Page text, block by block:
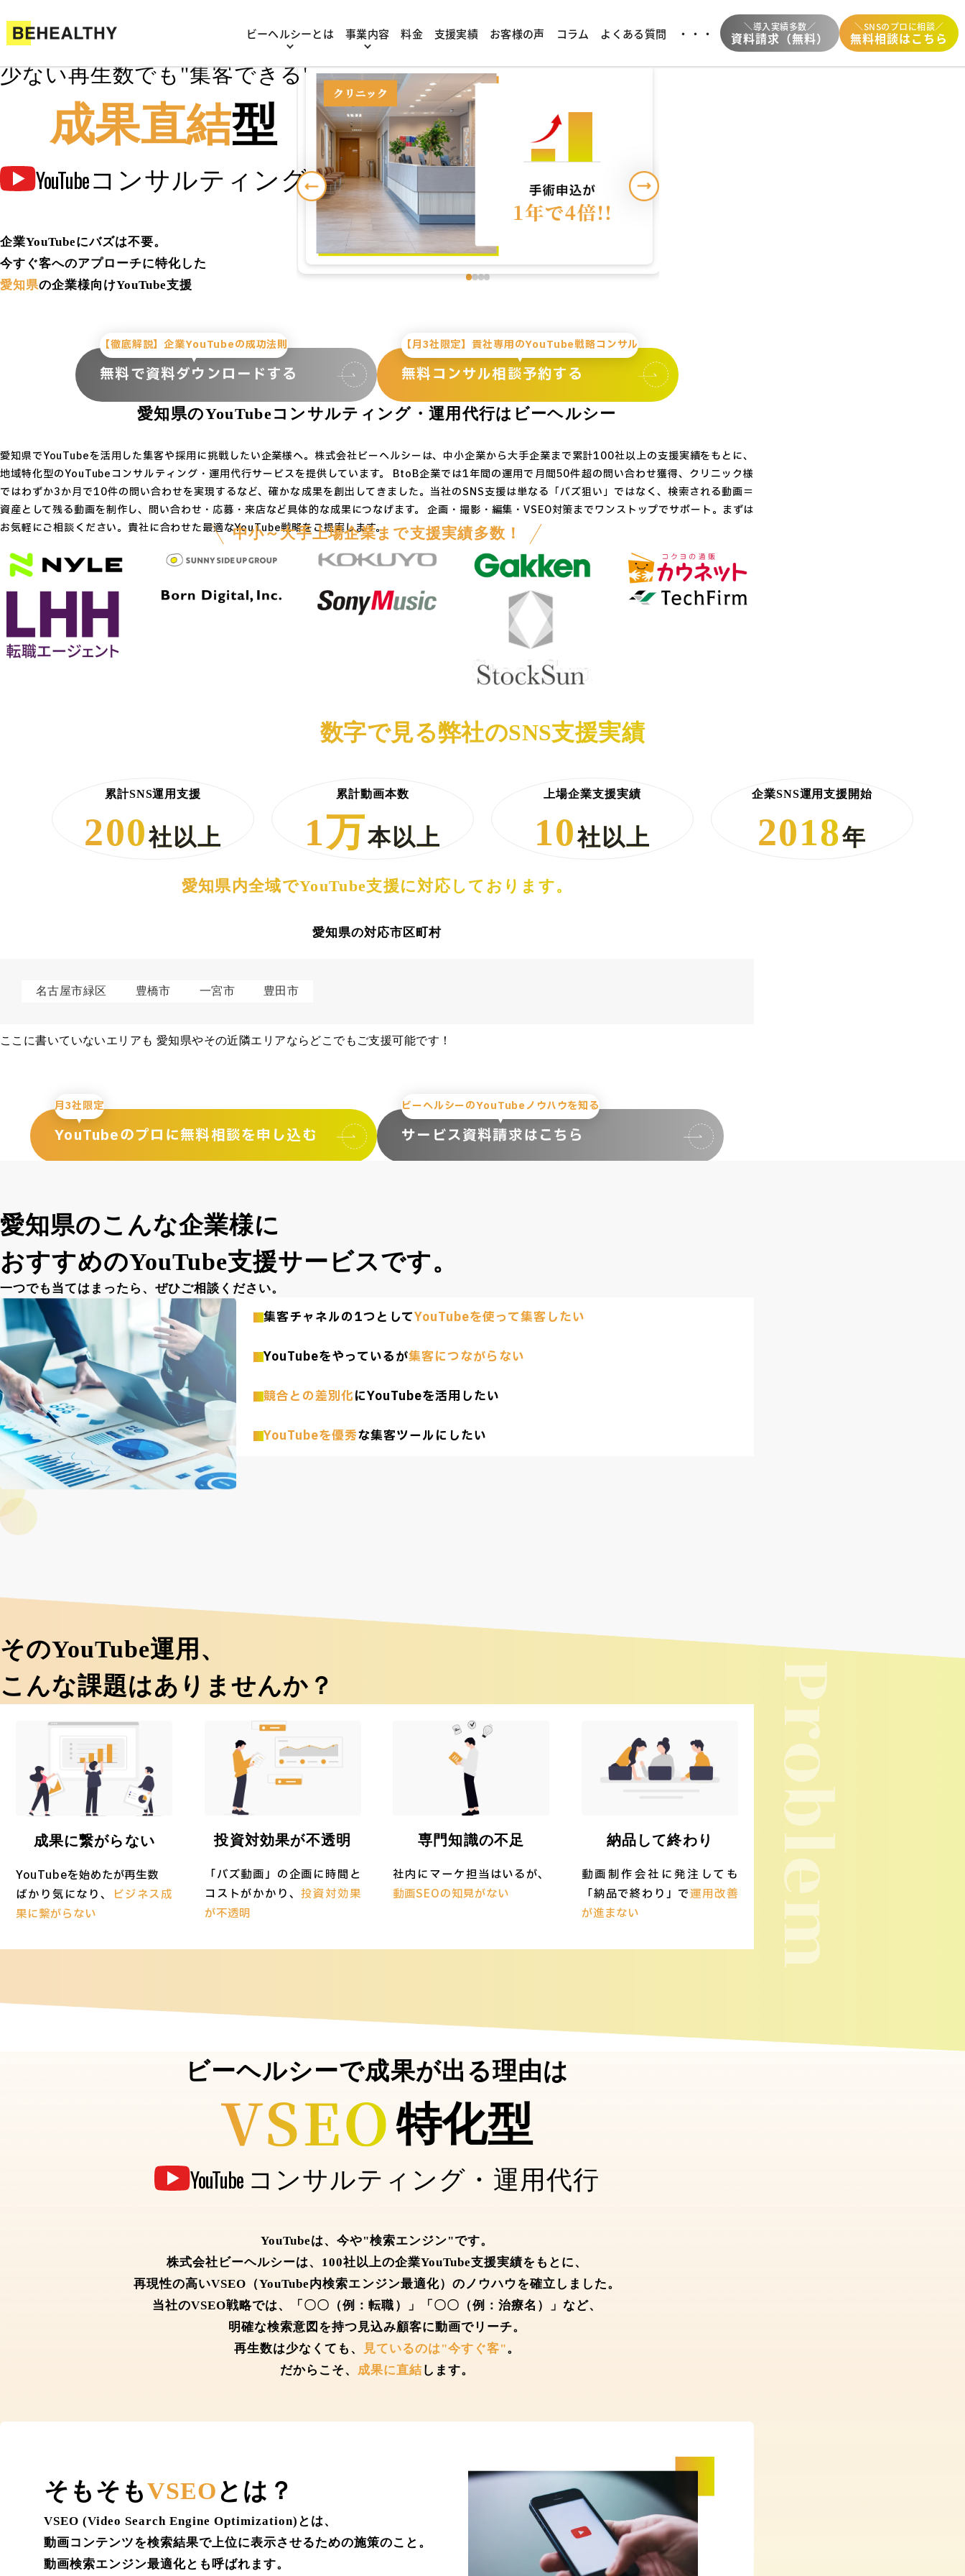
ビーヘルシーとは 事業内容 料金 支援実績 お客様の声 コラム よくある質問 ・・・ ＼導入実績多数／
資料請求（無料）
＼SNSのプロに相談／
無料相談はこちら
少ない再生数でも"集客できる"
成果直結型
YouTubeコンサルティング
企業YouTubeにバズは不要。
今すぐ客へのアプローチに特化した
愛知県の企業様向けYouTube支援
【徹底解説】企業YouTubeの成功法則
無料で資料ダウンロードする
【月3社限定】貴社専用のYouTube戦略コンサル
無料コンサル相談予約する
愛知県のYouTubeコンサルティング・運用代行は ビーヘルシー
愛知県でYouTubeを活用した集客や採用に挑戦したい企業様へ。株式会社ビーヘルシーは、中小企業から大手企業まで累計100社以上の支援実績をもとに、
地域特化型のYouTubeコンサルティング・運用代行サービスを提供しています。 BtoB企業では1年間の運用で月間50件超の問い合わせ獲得、クリニック様
ではわずか3か月で10件の問い合わせを実現するなど、確かな成果を創出してきました。当社のSNS支援は単なる「バズ狙い」ではなく、検索される動画＝
資産として残る動画を制作し、問い合わせ・応募・来店など具体的な成果につなげます。 企画・撮影・編集・VSEO対策までワンストップでサポート。まずは
お気軽にご相談ください。貴社に合わせた最適なYouTube戦略をご提案します。
中小～大手上場企業まで支援実績多数！
数字で見る弊社のSNS支援実績
累計SNS運用支援
200社以上
累計動画本数
1万本以上
上場企業支援実績
10社以上
企業SNS運用支援開始
2018年
愛知県内全域でYouTube支援に対応しております。
愛知県の対応市区町村
名古屋市緑区 豊橋市 一宮市 豊田市
ここに書いていないエリアも 愛知県やその近隣エリアならどこでもご支援可能です！
月3社限定
YouTubeのプロに無料相談を申し込む
ビーヘルシーのYouTubeノウハウを知る
サービス資料請求はこちら
愛知県のこんな企業様に
おすすめのYouTube支援サービスです。
一つでも当てはまったら、ぜひご相談ください。
集客チャネルの1つとしてYouTubeを使って集客したい
YouTubeをやっているが集客につながらない
競合との差別化にYouTubeを活用したい
YouTubeを優秀な集客ツールにしたい
Problem
そのYouTube運用、
こんな課題はありませんか？
成果に繋がらない
YouTubeを始めたが再生数
ばかり気になり、
ビジネス成
果に繋がらない
投資対効果が不透明
「バズ動画」の企画に時間と
コストがかかり、投資対効果
が不透明
専門知識の不足
社内にマーケ担当はいるが、
動画SEOの知見がない
納品して終わり
動画制作会社に発注しても
「納品で終わり」で運用改善
が進まない
ビーヘルシーで成果が出る理由は
特化型
YouTube コンサルティング・運用代行
YouTubeは、今や"検索エンジン"です。
株式会社ビーヘルシーは、100社以上の企業YouTube支援実績をもとに、
再現性の高いVSEO（YouTube内検索エンジン最適化）のノウハウを確立しました。
当社のVSEO戦略では、「〇〇（例：転職）」「〇〇（例：治療名）」など、
明確な検索意図を持つ見込み顧客に動画でリーチ。
再生数は少なくても、
見ているのは"今すぐ客"。
だからこそ、 成果に直結 します。
そもそもVSEO とは？
VSEO (Video Search Engine Optimization)とは、
動画コンテンツを検索結果で上位に表示させるための施策のこと。
動画検索エンジン最適化とも呼ばれます。